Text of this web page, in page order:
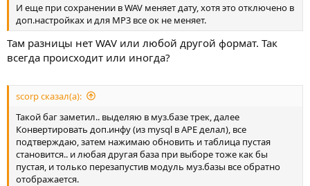
И еще при сохранении в WAV меняет дату, хотя это отключено в
доп.настройках и для MP3 все ок не меняет.
Там разницы нет WAV или любой другой формат. Так
всегда происходит или иногда?
scorp сказал(а):
Такой баг заметил.. выделяю в муз.базе трек, далее
Конвертировать доп.инфу (из mysql в APE делал), все
подтверждаю, затем нажимаю обновить и таблица пустая
становится.. и любая другая база при выборе тоже как бы
пустая, и только перезапустив модуль муз.базы все обратно
отображается.